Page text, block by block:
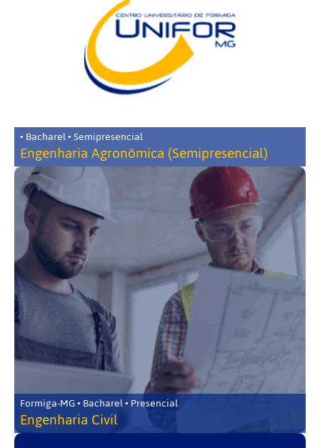
• Bacharel • Semipresencial
Engenharia Agronômica (Semipresencial)
Formiga-MG • Bacharel • Presencial
Engenharia Civil